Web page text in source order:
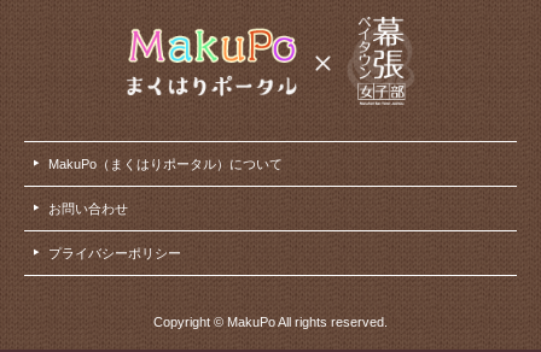
MakuPo（まくはりポータル）について
お問い合わせ
プライバシーポリシー
Copyright © MakuPo All rights reserved.